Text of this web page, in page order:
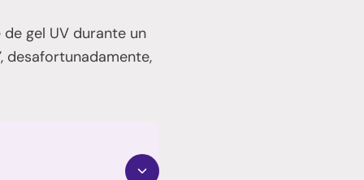
gel UV durante un
desafortunadamente,